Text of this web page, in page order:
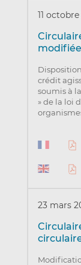
11 octobre
modifiée
crédit
soumis à
» de la loi
23 mars